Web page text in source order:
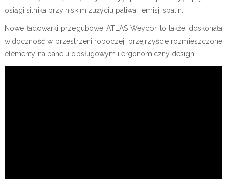
osiągi silnika przy niskim zużyciu paliwa i emisji spalin.
Nowe ładowarki przegubowe ATLAS Weycor to także doskonała
widoczność w przestrzeni roboczej, przejrzyście rozmieszczone
elementy na panelu obsługowym i ergonomiczny design.